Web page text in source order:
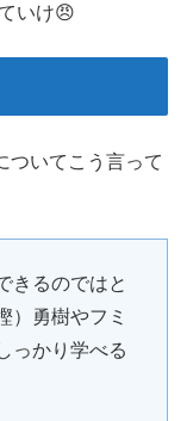
いけ😠
ついてこう言って
きるのではと
）勇樹やフミ
っかり学べる